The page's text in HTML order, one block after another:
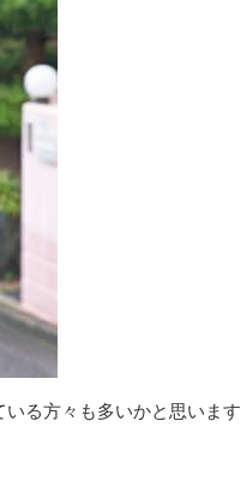
る方々も多いかと思います